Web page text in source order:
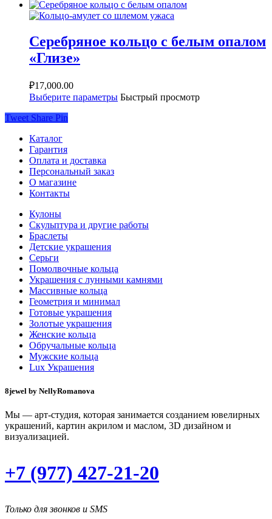
Серебряное кольцо с белым опалом
«Глизе»
₽17,000.00
Выберите параметры Быстрый просмотр
Tweet Share Pin
Каталог
Гарантия
Оплата и доставка
Персональный заказ
О магазине
Контакты
Кулоны
Скульптура и другие работы
Браслеты
Детские украшения
Серьги
Помолвочные кольца
Украшения с лунными камнями
Массивные кольца
Геометрия и минимал
Готовые украшения
Золотые украшения
Женские кольца
Обручальные кольца
Мужские кольца
Lux Украшения
8jewel by NellyRomanova
Мы — арт-студия, которая занимается созданием ювелирных
украшений, картин акрилом и маслом, 3D дизайном и
визуализацией.
+7 (977) 427-21-20
Только для звонков и SMS